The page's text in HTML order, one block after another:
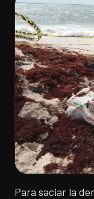
Para saciar la